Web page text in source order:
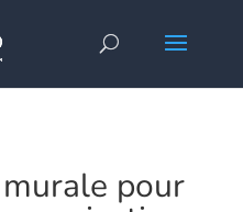
pour